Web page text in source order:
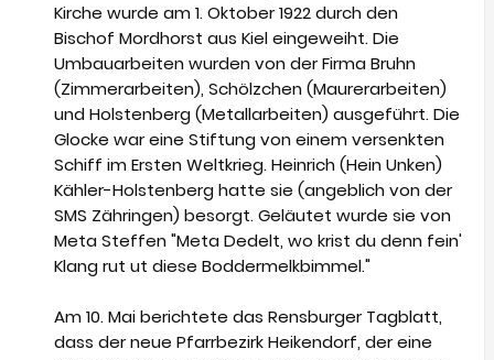
Kirche wurde am 1. Oktober 1922 durch den
Bischof Mordhorst aus Kiel eingeweiht. Die
Umbauarbeiten wurden von der Firma Bruhn
(Zimmerarbeiten), Schölzchen (Maurerarbeiten)
und Holstenberg (Metallarbeiten) ausgeführt. Die
Glocke war eine Stiftung von einem versenkten
Schiff im Ersten Weltkrieg. Heinrich (Hein Unken)
Kähler-Holstenberg hatte sie (angeblich von der
SMS Zähringen) besorgt. Geläutet wurde sie von
Meta Steffen "Meta Dedelt, wo krist du denn fein'
Klang rut ut diese Boddermelkbimmel."
Am 10. Mai berichtete das Rensburger Tagblatt,
dass der neue Pfarrbezirk Heikendorf, der eine